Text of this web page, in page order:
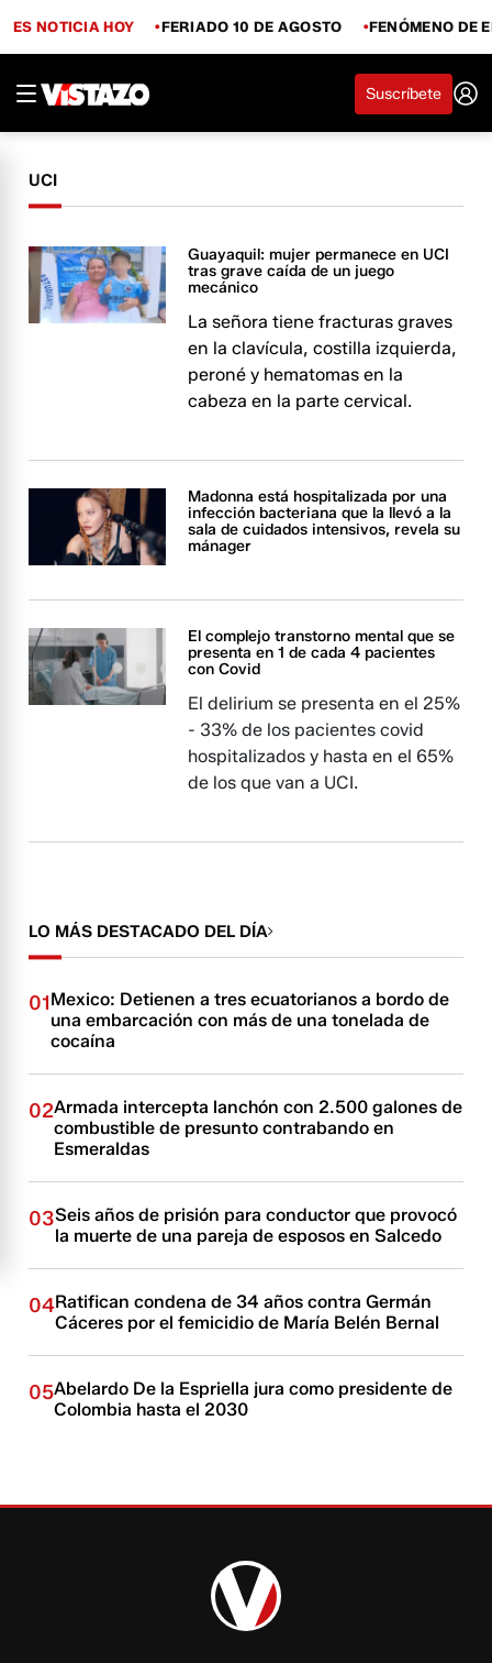
ES NOTICIA HOY FERIADO 10 DE AGOSTO FENÓMENO DE
Suscríbete
UCI
Guayaquil: mujer permanece en UCI
tras grave caída de un juego
mecánico
La señora tiene fracturas graves
en la clavícula, costilla izquierda,
peroné y hematomas en la
cabeza en la parte cervical.
Madonna está hospitalizada por una
infección bacteriana que la llevó a la
sala de cuidados intensivos, revela su
mánager
El complejo transtorno mental que se
presenta en 1 de cada 4 pacientes
con Covid
El delirium se presenta en el 25%
- 33% de los pacientes covid
hospitalizados y hasta en el 65%
de los que van a UCI.
LO MÁS DESTACADO DEL DÍA
01Mexico: Detienen a tres ecuatorianos a bordo de
una embarcación con más de una tonelada de
cocaína
02Armada intercepta lanchón con 2.500 galones de
combustible de presunto contrabando en
Esmeraldas
03Seis años de prisión para conductor que provocó
la muerte de una pareja de esposos en Salcedo
04Ratifican condena de 34 años contra Germán
Cáceres por el femicidio de María Belén Bernal
05Abelardo De la Espriella jura como presidente de
Colombia hasta el 2030